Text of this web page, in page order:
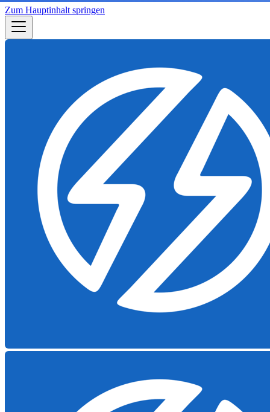
Zum Hauptinhalt springen